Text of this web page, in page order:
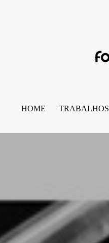
HOME TRABALHOS